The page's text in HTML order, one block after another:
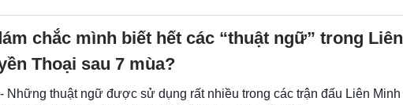
chắc mình biết hết các “thuật ngữ” trong Liên
Thoại sau 7 mùa?
Những thuật ngữ được sử dụng rất nhiều trong các trận đấu Liên Minh